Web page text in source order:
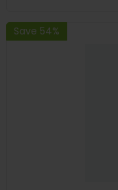
Save 54%